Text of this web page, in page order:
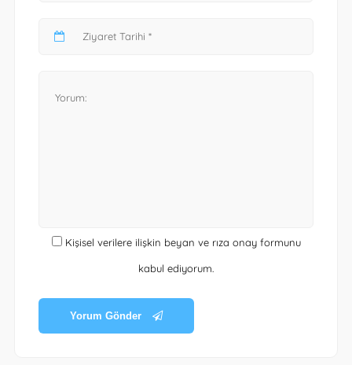
Kişisel verilere ilişkin beyan ve rıza onay formunu
kabul ediyorum.
Yorum Gönder